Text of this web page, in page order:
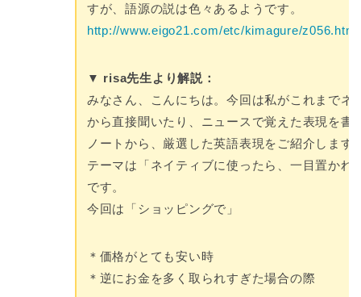
すが、語源の説は色々あるようです。
http://www.eigo21.com/etc/kimagure/z056.htm
▼ risa先生より解説：
みなさん、こんにちは。今回は私がこれまでネ
から直接聞いたり、ニュースで覚えた表現を書
ノートから、厳選した英語表現をご紹介します
テーマは「ネイティブに使ったら、一目置かれ
です。
今回は「ショッピングで」
＊価格がとても安い時
＊逆にお金を多く取られすぎた場合の際